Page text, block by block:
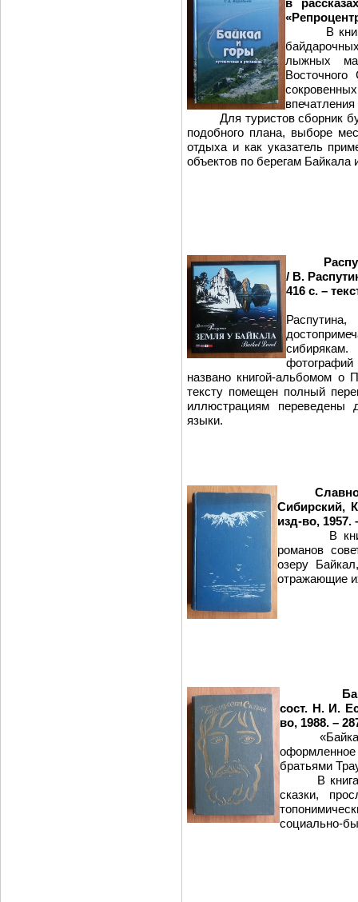
в
В книге
лыжных
Для туристов сборник
подобного плана, выборе
отдыха и как указатель
объектов по берегам Байкала
/ В.
416 с. –
названо книгой-альбомом о
тексту помещен полный
иллюстрациям переведены
языки.
Сибирский,
изд-во, 1957.
В книге
романов
озеру
отражающие
сост. Н. И.
во, 1988. –
«Байкала
братьями
В книгах
сказки,
социально-